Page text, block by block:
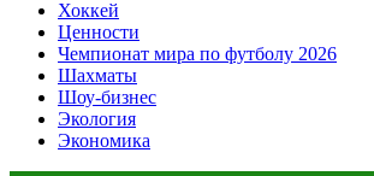
Хоккей
Ценности
Чемпионат мира по футболу 2026
Шахматы
Шоу-бизнес
Экология
Экономика